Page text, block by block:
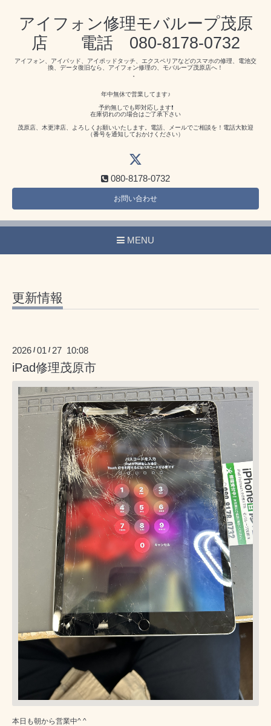
アイフォン修理モバループ茂原
店 電話 080-8178-0732
アイフォン、アイパッド、アイポッドタッチ、エクスペリアなどのスマホの修理、電池交
換、データ復旧なら、アイフォン修理の、モバループ茂原店へ！
年中無休で営業してます♪
予約無しでも即対応します❗️
在庫切れのの場合はご了承下さい
茂原店、木更津店、よろしくお願いいたします。電話、メールでご相談を！電話大歓迎
（番号を通知しておかけください）
080-8178-0732
お問い合わせ
MENU
更新情報
2026 /01 / 27 10:08
iPad修理茂原市
本日も朝から営業中^ ^